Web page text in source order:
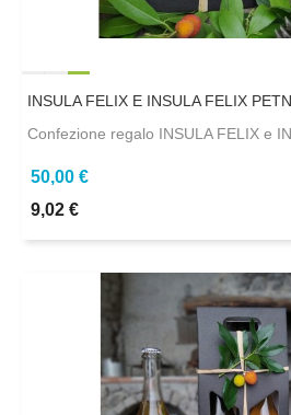
INSULA FELIX E INSULA FELIX
Confezione regalo INSULA FELIX e
50,00 €
9,02 €